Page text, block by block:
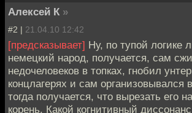
Алексей К »
#2 | 21.04.10 12:42
[предсказывает] Ну, по тупой логике
немецкий народ, получается, сам
недочеловеков в топках, гнобил
концлагерях и сам
тогда получается, что вырезать его
корень. Какой когнитивный